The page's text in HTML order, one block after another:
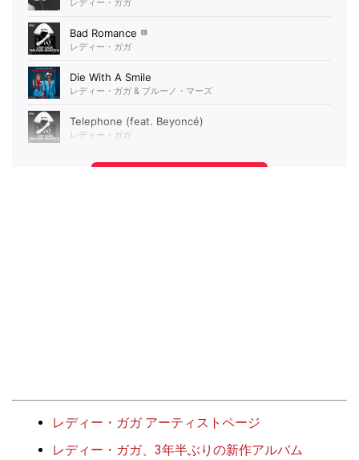
レディー・ガガ アーティストページ
レディー・ガガ、3年半ぶりの新作アルバム